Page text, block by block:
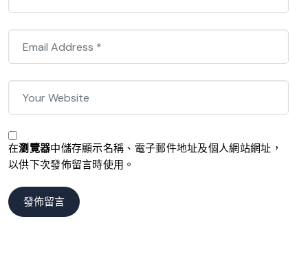
在瀏覽器中儲存顯示名稱、電子郵件地址及個人網站網址，
以供下次發佈留言時使用。